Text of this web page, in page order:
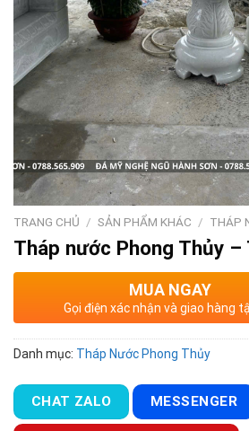
TRANG CHỦ / SẢN PHẨM KHÁC / THÁP
Tháp nước Phong Thủy –
MUA NGAY
Gọi điện xác nhận và giao hàng
Danh mục: Tháp Nước Phong Thủy
CHAT ZALO MESSENGER